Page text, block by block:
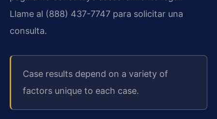
Llame al (888) 437-7747 para solicitar una
consulta.
Case results depend on a variety of
factors unique to each case.